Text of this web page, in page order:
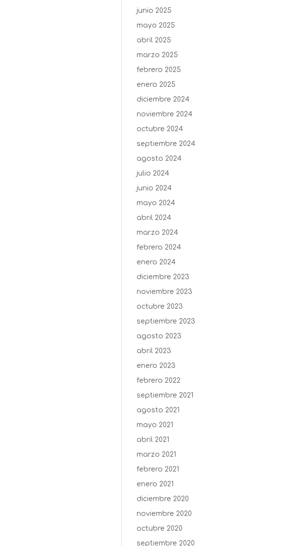
junio 2025
mayo 2025
abril 2025
marzo 2025
febrero 2025
enero 2025
diciembre 2024
noviembre 2024
octubre 2024
septiembre 2024
agosto 2024
julio 2024
junio 2024
mayo 2024
abril 2024
marzo 2024
febrero 2024
enero 2024
diciembre 2023
noviembre 2023
octubre 2023
septiembre 2023
agosto 2023
abril 2023
enero 2023
febrero 2022
septiembre 2021
agosto 2021
mayo 2021
abril 2021
marzo 2021
febrero 2021
enero 2021
diciembre 2020
noviembre 2020
octubre 2020
septiembre 2020